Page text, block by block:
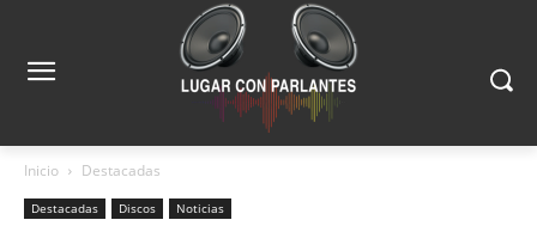
Inicio Destacadas
Destacadas Discos Noticias